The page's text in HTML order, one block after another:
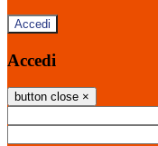
Accedi
Accedi
button close ×